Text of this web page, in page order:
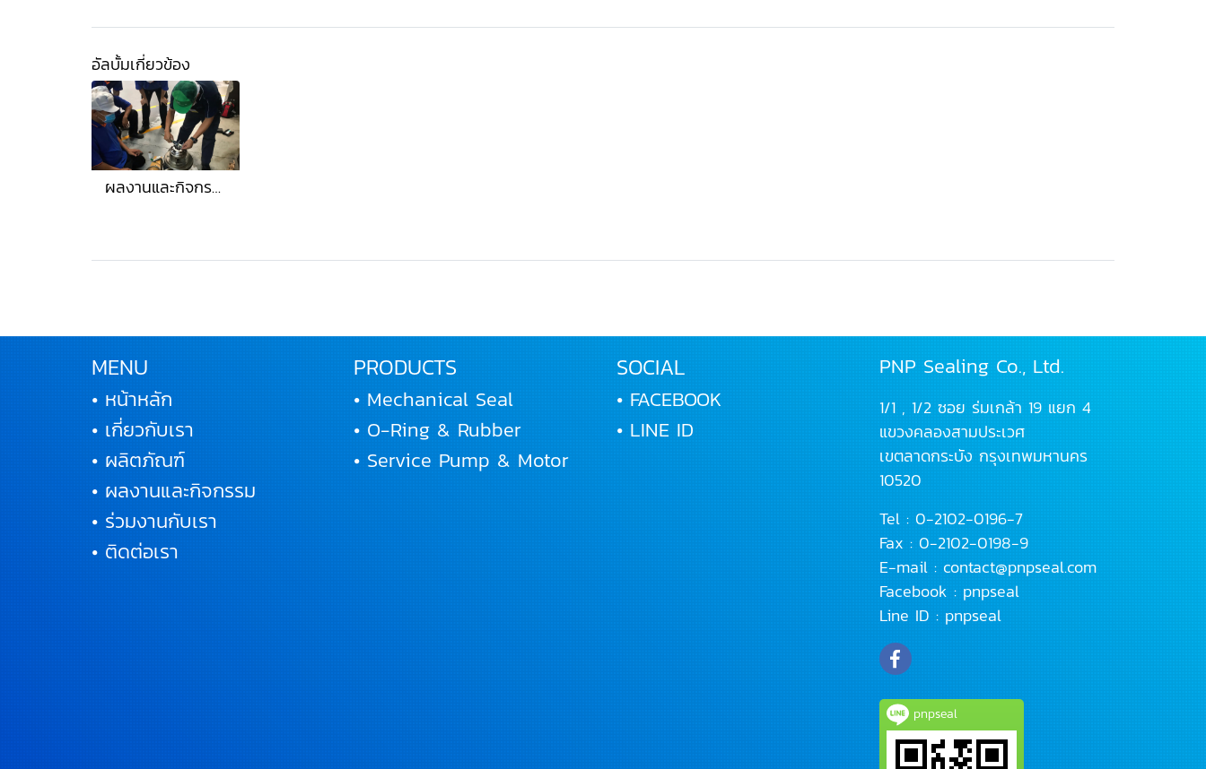
อัลบั้มเกี่ยวข้อง
ผลงานและกิจกรรม
MENU
• หน้าหลัก
• เกี่ยวกับเรา
• ผลิตภัณฑ์
• ผลงานและกิจกรรม
• ร่วมงานกับเรา
• ติดต่อเรา
PRODUCTS
• Mechanical Seal
• O-Ring & Rubber
• Service Pump & Motor
SOCIAL
• FACEBOOK
• LINE ID
PNP Sealing Co., Ltd.
1/1 , 1/2 ซอย ร่มเกล้า 19 แยก 4
แขวงคลองสามประเวศ
เขตลาดกระบัง กรุงเทพมหานคร
10520
Tel : 0-2102-0196-7
Fax : 0-2102-0198-9
E-mail : contact@pnpseal.com
Facebook : pnpseal
Line ID : pnpseal
pnpseal